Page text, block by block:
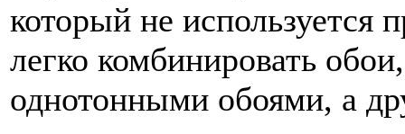
который не используется
легко комбинировать
однотонными обоями, а